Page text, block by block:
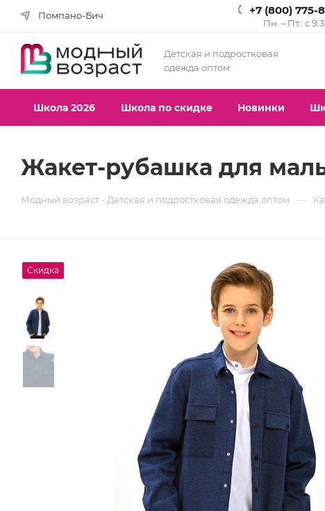
Помпано-Бич +7 (800) 775-
Пн. – Пт.: с
Детская и подростковая
одежда оптом
Школа 2026 Школа по скидке Новинки
Жакет-рубашка для
Модный возраст - Детская и подростковая одежда оптом —
Скидка